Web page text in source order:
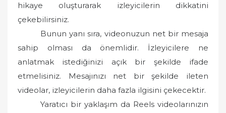
hikaye oluşturarak izleyicilerin dikkatini
çekebilirsiniz.
Bunun yanı sıra, videonuzun net bir mesaja
sahip olması da önemlidir. İzleyicilere ne
anlatmak istediğinizi açık bir şekilde ifade
etmelisiniz. Mesajınızı net bir şekilde ileten
videolar, izleyicilerin daha fazla ilgisini çekecektir.
Yaratıcı bir yaklaşım da Reels videolarınızın